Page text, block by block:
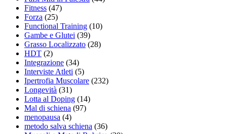
Fitness (47)
Forza (25)
Functional Training (10)
Gambe e Glutei (39)
Grasso Localizzato (28)
HDT (2)
Integrazione (34)
Interviste Atleti (5)
Ipertrofia Muscolare (232)
Longevità (31)
Lotta al Doping (14)
Mal di schiena (97)
menopausa (4)
metodo salva schiena (36)